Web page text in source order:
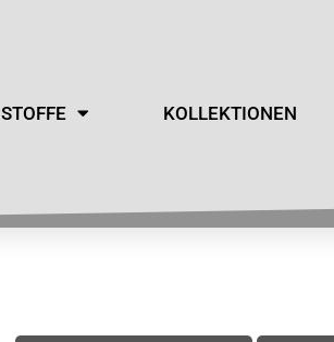
STOFFE KOLLEKTIONEN